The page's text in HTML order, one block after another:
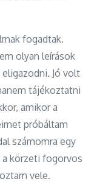
fogadtak.
olyan leírások
Jó volt
tájékoztatni
amikor a
próbáltam
számomra egy
körzeti fogorvos
vele.